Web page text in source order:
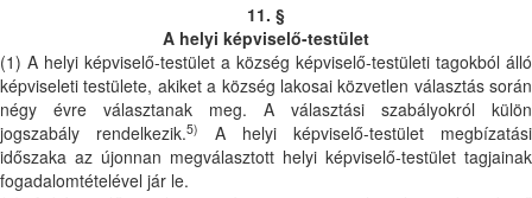
11. §
A helyi képviselő-testület
(1) A helyi képviselő-testület a község képviselő-testületi tagokból álló
képviseleti testülete, akiket a község lakosai közvetlen választás során
négy évre választanak meg. A választási szabályokról külön
jogszabály rendelkezik.5)
A helyi képviselő-testület megbízatási
időszaka az újonnan megválasztott helyi képviselő-testület tagjainak
fogadalomtételével jár le.